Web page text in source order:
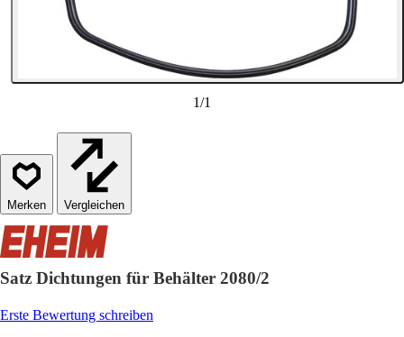
1/1
Vergleichen
Satz Dichtungen für Behälter 2080/2
Erste Bewertung schreiben